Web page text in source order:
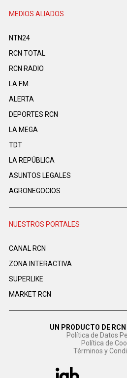
MEDIOS ALIADOS
NTN24
RCN TOTAL
RCN RADIO
LA F.M.
ALERTA
DEPORTES RCN
LA MEGA
TDT
LA REPÚBLICA
ASUNTOS LEGALES
AGRONEGOCIOS
NUESTROS PORTALES
CANAL RCN
ZONA INTERACTIVA
SUPERLIKE
MARKET RCN
UN PRODUCTO DE
Política de Datos
Política de
Términos y